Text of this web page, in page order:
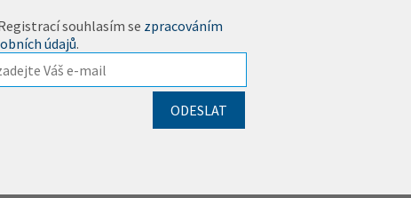
souhlasím se zpracováním
údajů.